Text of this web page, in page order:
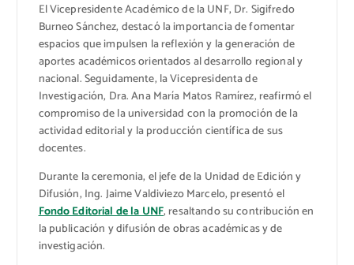
El Vicepresidente Académico de la UNF, Dr. Sigifredo
Burneo Sánchez, destacó la importancia de fomentar
espacios que impulsen la reflexión y la generación de
aportes académicos orientados al desarrollo regional y
nacional. Seguidamente, la Vicepresidenta de
Investigación, Dra. Ana María Matos Ramírez, reafirmó el
compromiso de la universidad con la promoción de la
actividad editorial y la producción científica de sus
docentes.
Durante la ceremonia, el jefe de la Unidad de Edición y
Difusión, Ing. Jaime Valdiviezo Marcelo, presentó el
Fondo Editorial de la UNF, resaltando su contribución en
la publicación y difusión de obras académicas y de
investigación.